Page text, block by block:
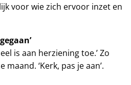
voor wie zich ervoor inzet en
is aan herziening toe.’ Zo
‘Kerk, pas je aan’.